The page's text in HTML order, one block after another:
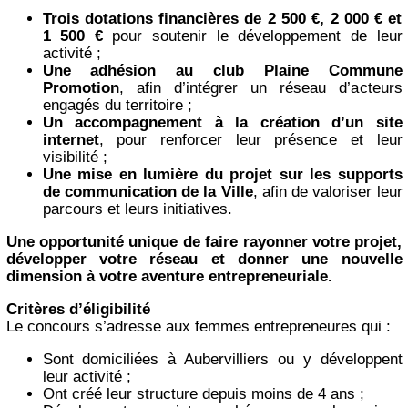
Trois dotations financières de 2 500 €, 2 000 € et
1 500 €pour soutenir le développement de leur
activité ;
Une adhésion au club Plaine Commune
Promotion, afin d’intégrer un réseau d’acteurs
engagés du territoire ;
Un accompagnement à la création d’un site
internet, pour renforcer leur présence et leur
visibilité ;
Une mise en lumière du projet sur les supports
de communication de la Ville, afin de valoriser leur
parcours et leurs initiatives.
Une opportunité unique de faire rayonner votre projet,
développer votre réseau et donner une nouvelle
dimension à votre aventure entrepreneuriale.
Critères d’éligibilité
Le concours s’adresse aux femmes entrepreneures qui :
Sont domiciliées à Aubervilliers ou y développent
leur activité ;
Ont créé leur structure depuis moins de 4 ans ;